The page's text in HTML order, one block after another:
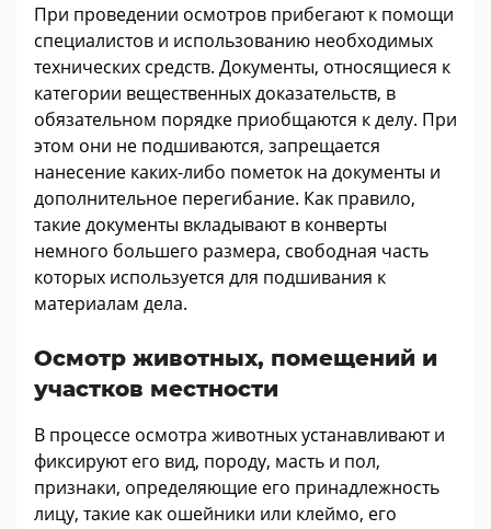
При проведении осмотров прибегают к помощи
специалистов и использованию необходимых
технических средств. Документы, относящиеся к
категории вещественных доказательств, в
обязательном порядке приобщаются к делу. При
этом они не подшиваются, запрещается
нанесение каких-либо пометок на документы и
дополнительное перегибание. Как правило,
такие документы вкладывают в конверты
немного большего размера, свободная часть
которых используется для подшивания к
материалам дела.
Осмотр животных, помещений и
участков местности
В процессе осмотра животных устанавливают и
фиксируют его вид, породу, масть и пол,
признаки, определяющие его принадлежность
лицу, такие как ошейники или клеймо, его